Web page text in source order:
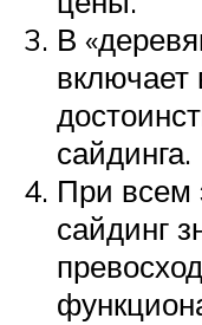
В
включает
сайдинга.
При всем
сайдинг